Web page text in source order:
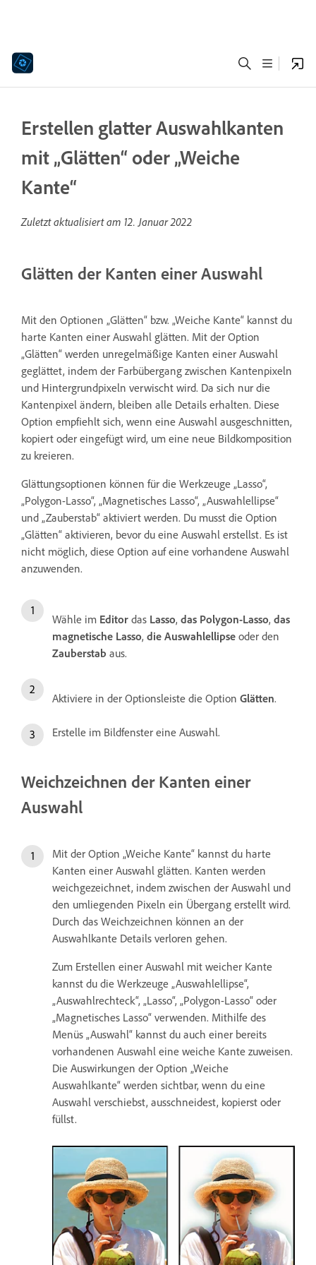
Erstellen glatter Auswahlkanten
mit „Glätten“ oder „Weiche
Kante“
Zuletzt aktualisiert am 12. Januar 2022
Glätten der Kanten einer Auswahl
Mit den Optionen „Glätten“ bzw. „Weiche Kante“ kannst du
harte Kanten einer Auswahl glätten. Mit der Option
„Glätten“ werden unregelmäßige Kanten einer Auswahl
geglättet, indem der Farbübergang zwischen Kantenpixeln
und Hintergrundpixeln verwischt wird. Da sich nur die
Kantenpixel ändern, bleiben alle Details erhalten. Diese
Option empfiehlt sich, wenn eine Auswahl ausgeschnitten,
kopiert oder eingefügt wird, um eine neue Bildkomposition
zu kreieren.
Glättungsoptionen können für die Werkzeuge „Lasso“,
„Polygon-Lasso“, „Magnetisches Lasso“, „Auswahlellipse“
und „Zauberstab“ aktiviert werden. Du musst die Option
„Glätten“ aktivieren, bevor du eine Auswahl erstellst. Es ist
nicht möglich, diese Option auf eine vorhandene Auswahl
anzuwenden.
Wähle im Editor das Lasso, das Polygon-Lasso, das
magnetische Lasso, die Auswahlellipse oder den
Zauberstab aus.
Aktiviere in der Optionsleiste die Option Glätten.
Erstelle im Bildfenster eine Auswahl.
Weichzeichnen der Kanten einer
Auswahl
Mit der Option „Weiche Kante“ kannst du harte
Kanten einer Auswahl glätten. Kanten werden
weichgezeichnet, indem zwischen der Auswahl und
den umliegenden Pixeln ein Übergang erstellt wird.
Durch das Weichzeichnen können an der
Auswahlkante Details verloren gehen.
Zum Erstellen einer Auswahl mit weicher Kante
kannst du die Werkzeuge „Auswahlellipse“,
„Auswahlrechteck“, „Lasso“, „Polygon-Lasso“ oder
„Magnetisches Lasso“ verwenden. Mithilfe des
Menüs „Auswahl“ kannst du auch einer bereits
vorhandenen Auswahl eine weiche Kante zuweisen.
Die Auswirkungen der Option „Weiche
Auswahlkante“ werden sichtbar, wenn du eine
Auswahl verschiebst, ausschneidest, kopierst oder
füllst.